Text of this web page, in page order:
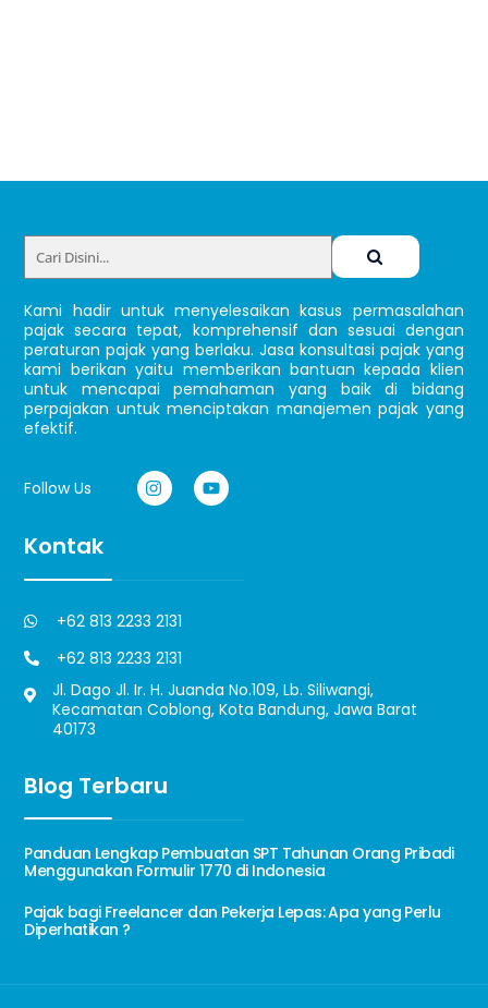
Top
Kami hadir untuk menyelesaikan kasus permasalahan
pajak secara tepat, komprehensif dan sesuai dengan
peraturan pajak yang berlaku. Jasa konsultasi pajak yang
kami berikan yaitu memberikan bantuan kepada klien
untuk mencapai pemahaman yang baik di bidang
perpajakan untuk menciptakan manajemen pajak yang
efektif.
Follow Us
Kontak
+62 813 2233 2131
+62 813 2233 2131
Jl. Dago Jl. Ir. H. Juanda No.109, Lb. Siliwangi,
Kecamatan Coblong, Kota Bandung, Jawa Barat
40173
Blog Terbaru
Panduan Lengkap Pembuatan SPT Tahunan Orang Pribadi
Menggunakan Formulir 1770 di Indonesia
Pajak bagi Freelancer dan Pekerja Lepas: Apa yang Perlu
Diperhatikan ?